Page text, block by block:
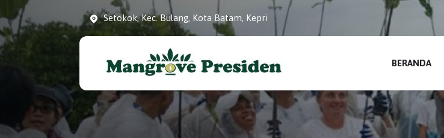
Setokok, Kec. Bulang, Kota Batam, Kepri
Mangrove Presiden
Kota Batam, Kepulauan Riau.
BERANDA